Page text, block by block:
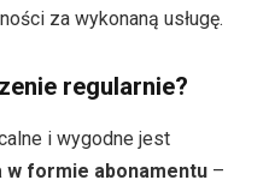
za wykonaną usługę.
regularnie?
i wygodne jest
w formie abonamentu –